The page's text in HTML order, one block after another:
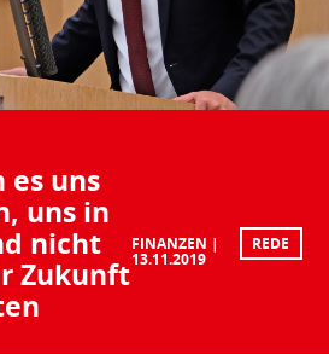
es uns
uns in
nicht
Zukunft
FINANZEN
13.11.2019
REDE